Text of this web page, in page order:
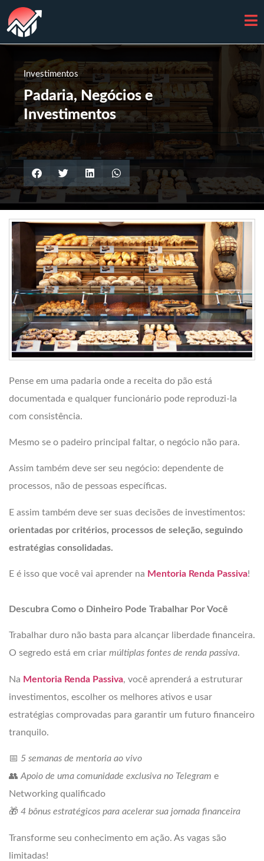
Investimentos
Padaria, Negócios e
Investimentos
Pense em uma padaria onde a receita do pão está
documentada e qualquer funcionário pode reproduzi-la
com consistência.
Mesmo se o padeiro principal faltar, o negócio não para.
Assim também deve ser seu negócio: dependente de
processos, não de pessoas específicas.
E assim também deve ser suas decisões de investimentos:
orientadas por critérios, processos de seleção, seguindo
estratégias consolidadas.
E é isso que você vai aprender na Mentoria Renda Passiva!
Descubra Como o Dinheiro Pode Trabalhar Por Você
Trabalhar duro não basta para alcançar liberdade financeira.
O segredo está em criar múltiplas fontes de renda passiva.
Na Mentoria Renda Passiva, você aprenderá a estruturar
investimentos, escolher os melhores ativos e usar
estratégias comprovadas para garantir um futuro financeiro
tranquilo.
📅 5 semanas de mentoria ao vivo
👥Apoio de uma comunidade exclusiva no Telegram e
Networking qualificado
🎁 4 bônus estratégicos para acelerar sua jornada financeira
Transforme seu conhecimento em ação. As vagas são
limitadas!